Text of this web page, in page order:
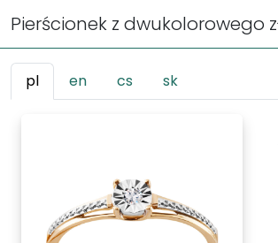
Pierścionek z dwukolorowego
pl en cs sk